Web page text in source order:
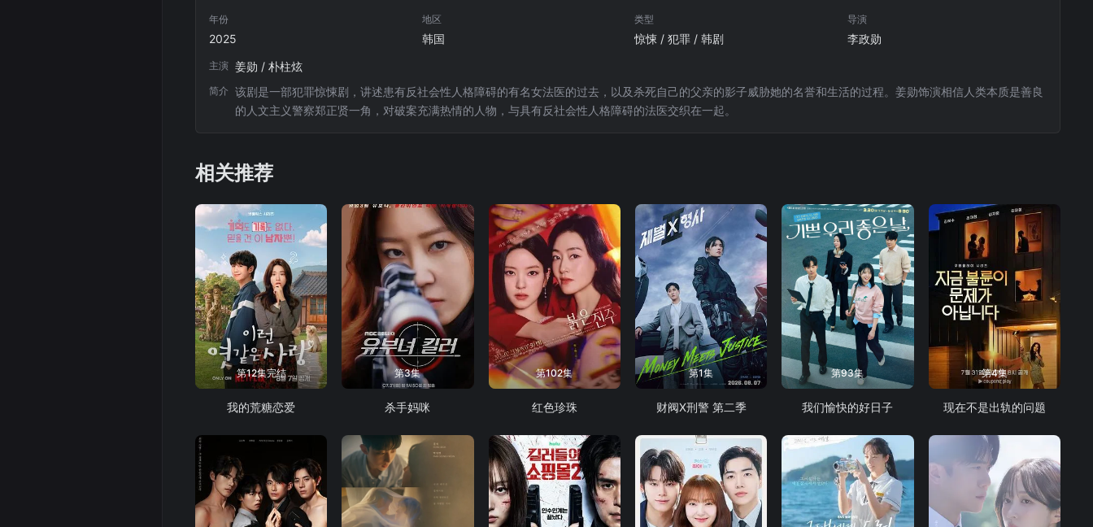
年份
2025
地区
韩国
类型
惊悚 / 犯罪 / 韩剧
导演
李政勋
主演 姜勋 / 朴柱炫
简介 该剧是一部犯罪惊悚剧，讲述患有反社会性人格障碍的有名女法医的过去，以及杀死自己的父亲的影子威胁她的名誉和生活的过程。姜勋饰演相信人类本质是善良
的人文主义警察郑正贤一角，对破案充满热情的人物，与具有反社会性人格障碍的法医交织在一起。
相关推荐
第12集完结
我的荒糖恋爱
第3集
杀手妈咪
第102集
红色珍珠
第1集
财阀X刑警 第二季
第93集
我们愉快的好日子
第4集
现在不是出轨的问题